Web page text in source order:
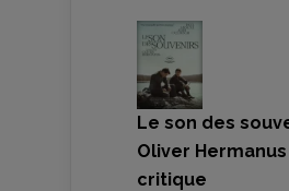
Le son des
Oliver
critique